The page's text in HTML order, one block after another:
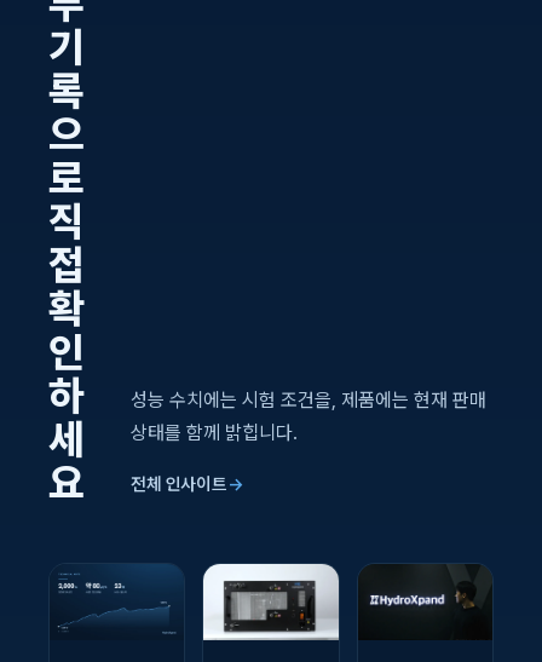
기
록
으
로
직
접
확
인
하
세
요
성능 수치에는 시험 조건을, 제품에는 현재 판매
상태를 함께 밝힙니다.
전체 인사이트→